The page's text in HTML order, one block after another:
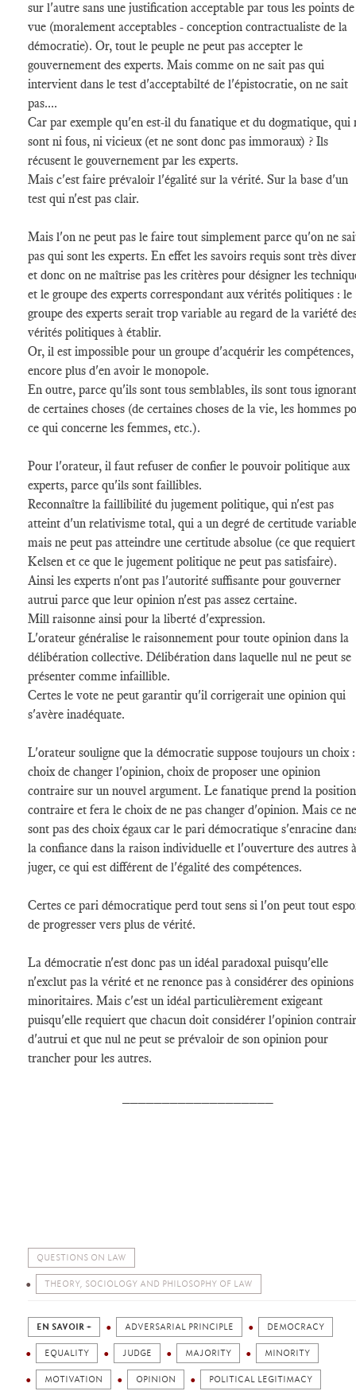
sur l'autre sans une justification acceptable par tous les points de
vue (moralement acceptables - conception contractualiste de la
démocratie). Or, tout le peuple ne peut pas accepter le
gouvernement des experts. Mais comme on ne sait pas qui
intervient dans le test d'acceptabilté de l'épistocratie, on ne sait
pas....
Car par exemple qu'en est-il du fanatique et du dogmatique, qui
sont ni fous, ni vicieux (et ne sont donc pas immoraux) ? Ils
récusent le gouvernement par les experts.
Mais c'est faire prévaloir l'égalité sur la vérité. Sur la base d'un
test qui n'est pas clair.
Mais l'on ne peut pas le faire tout simplement parce qu'on ne
pas qui sont les experts. En effet les savoirs requis sont très
et donc on ne maîtrise pas les critères pour désigner les
et le groupe des experts correspondant aux vérités politiques : le
groupe des experts serait trop variable au regard de la variété
vérités politiques à établir.
Or, il est impossible pour un groupe d'acquérir les
encore plus d'en avoir le monopole.
En outre, parce qu'ils sont tous semblables, ils sont tous
de certaines choses (de certaines choses de la vie, les hommes
ce qui concerne les femmes, etc.).
Pour l'orateur, il faut refuser de confier le pouvoir politique aux
experts, parce qu'ils sont faillibles.
Reconnaître la faillibilité du jugement politique, qui n'est pas
atteint d'un relativisme total, qui a un degré de certitude variable
mais ne peut pas atteindre une certitude absolue (ce que requiert
Kelsen et ce que le jugement politique ne peut pas satisfaire).
Ainsi les experts n'ont pas l'autorité suffisante pour gouverner
autrui parce que leur opinion n'est pas assez certaine.
Mill raisonne ainsi pour la liberté d'expression.
L'orateur généralise le raisonnement pour toute opinion dans la
délibération collective. Délibération dans laquelle nul ne peut se
présenter comme infaillible.
Certes le vote ne peut garantir qu'il corrigerait une opinion qui
s'avère inadéquate.
L'orateur souligne que la démocratie suppose toujours un choix :
choix de changer l'opinion, choix de proposer une opinion
contraire sur un nouvel argument. Le fanatique prend la position
contraire et fera le choix de ne pas changer d'opinion. Mais ce ne
sont pas des choix égaux car le pari démocratique s'enracine
la confiance dans la raison individuelle et l'ouverture des autres à
juger, ce qui est différent de l'égalité des compétences.
Certes ce pari démocratique perd tout sens si l'on peut tout
de progresser vers plus de vérité.
La démocratie n'est donc pas un idéal paradoxal puisqu'elle
n'exclut pas la vérité et ne renonce pas à considérer des opinions
minoritaires. Mais c'est un idéal particulièrement exigeant
puisqu'elle requiert que chacun doit considérer l'opinion
d'autrui et que nul ne peut se prévaloir de son opinion pour
trancher pour les autres.
QUESTIONS ON LAW
THEORY, SOCIOLOGY AND PHILOSOPHY OF LAW
EN SAVOIR + ADVERSARIAL PRINCIPLE DEMOCRACY
EQUALITY JUDGE MAJORITY MINORITY
MOTIVATION OPINION POLITICAL LEGITIMACY